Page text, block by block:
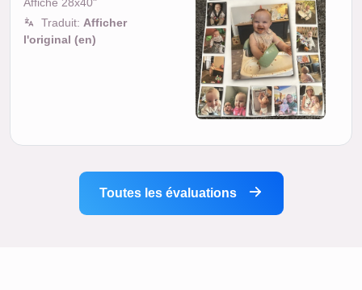
Traduit: Afficher
l'original (en)
Toutes les évaluations